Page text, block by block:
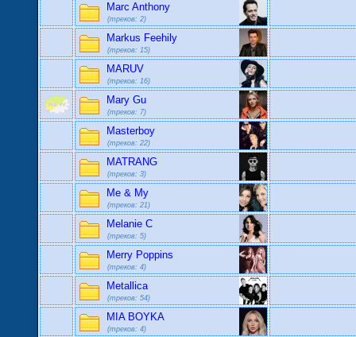
Marc Anthony
(треков: 2)
Markus Feehily
(треков: 15)
MARUV
(треков: 16)
Mary Gu
(треков: 7)
Masterboy
(треков: 22)
MATRANG
(треков: 3)
Me & My
(треков: 21)
Melanie C
(треков: 5)
Merry Poppins
(треков: 4)
Metallica
(треков: 54)
MIA BOYKA
(треков: 4)
Artik